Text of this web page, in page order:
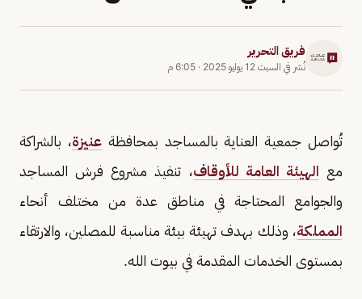
فريق التحرير
نُشر في السبت 12 يوليو 2025 · 6:05 م
تُواصل جمعية العناية بالمساجد بمحافظةعنيزة، بالشراكة
مع الهيئة العامة للأوقاف، تنفيذ مشروع فرش المساجد
والجوامع المحتاجة في مناطق عدة من مختلف أنحاء
المملكة، وذلك بهدف تهيئة بيئة مناسبة للمصلين، والارتقاء
بمستوى الخدمات المقدمة في بيوت الله.